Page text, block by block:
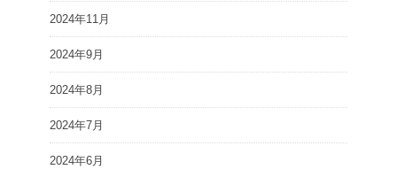
2024年11月
2024年9月
2024年8月
2024年7月
2024年6月